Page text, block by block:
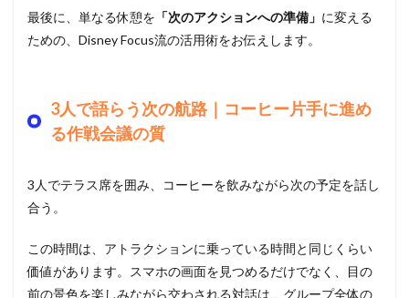
最後に、単なる休憩を 「次のアクションへの準備」 に変える
ための、Disney Focus流の活用術をお伝えします。
3人で語らう次の航路｜コーヒー片手に進め
る作戦会議の質
3人でテラス席を囲み、コーヒーを飲みながら次の予定を話し
合う。
この時間は、アトラクションに乗っている時間と同じくらい
価値があります。スマホの画面を見つめるだけでなく、目の
前の景色を楽しみながら交わされる対話は、グループ全体の